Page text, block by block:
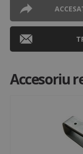
Accesoriu
Privacy Policy